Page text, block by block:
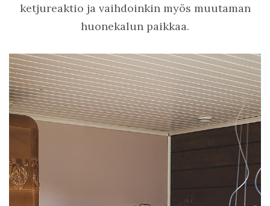
ketjureaktio ja vaihdoinkin myös muutaman
huonekalun paikkaa.